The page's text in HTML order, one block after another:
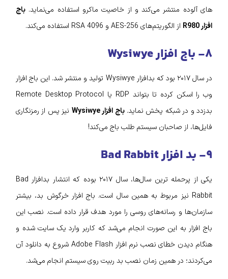
های آلوده منتشر می‌کند و از خاصیت ماکرو استفاده می‌نماید. باج
افزار R980
از الگوریتم‌های AES-256 و RSA 4096 استفاده می‌کند.
۸- باج افزار Wysiwye
در سال ۲۰۱۷ بود که بدافزار Wysiwye تولید و منتشر شد. این باج افزار
وب را اسکن کرده تا بتواند RDP یا Remote Desktop Protocol
بدزدد و در شبکه پخش نماید.باج افزار Wysiwye
نیز پس از رمزنگاری
فایل‌ها، از صاحبان سیستم طلب باج می‌کند!
۹- بد افزار Bad Rabbit
یکی از پرحمله‌ ترین سال‌ها، سال ۲۰۱۷ بوده که انتشار بدافزار Bad
Rabbit نیز مربوط به همین سال است. باج افزار خرگوش بد، بیشتر
سازمان‌ها و رسانه‌های روسی را مورد هدف قرار داده است. نصب این
باج افزار به این صورت انجام می‌شد که کاربر وارد یک سایت شده و
هنگام دیدن خطای نصب نرم‌ افزار Adobe Flash شروع به دانلود آن
می‌کردند؛ در همین زمان نصب بد ربیت روی سیستم انجام می‌شد.